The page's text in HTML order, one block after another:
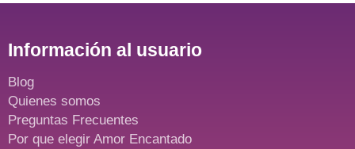
Información al usuario
Blog
Quienes somos
Preguntas Frecuentes
Por que elegir Amor Encantado